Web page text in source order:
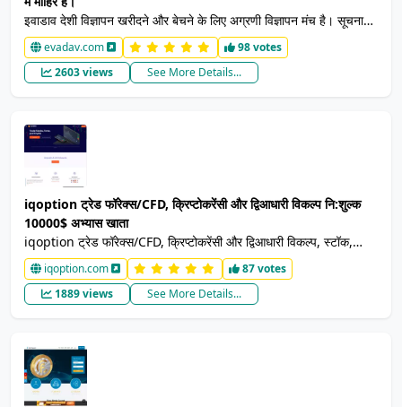
इवाडाव देशी विज्ञापन खरीदने और बेचने के लिए अग्रणी विज्ञापन मंच है। सूचनाएं
धक्का पृष्ठ यातायात और सीपीएम और सीपीसी मानदंडों पर आधारित पॉपअंडर प्रति
दिन 2 बिलियन से अधिक इंप्रेशन प्रदान करते हैं।
evadav.com
98 votes
2603 views
See More Details...
iqoption ट्रेड फॉरेक्स/CFD, क्रिप्टोकरेंसी और द्विआधारी विकल्प नि:शुल्क
10000$ अभ्यास खाता
iqoption ट्रेड फॉरेक्स/CFD, क्रिप्टोकरेंसी और द्विआधारी विकल्प, स्टॉक,
विदेशी मुद्रा, क्रिप्टोकाउंक्शंस पूर्ण व्यापारिक उपकरण, संकेतक के साथ आपकी
अपनी भाषा सहित 14 भाषाओं के समर्थन के साथ मुफ़्त 10000$ डेमो खाता।
iqoption.com
87 votes
1889 views
See More Details...